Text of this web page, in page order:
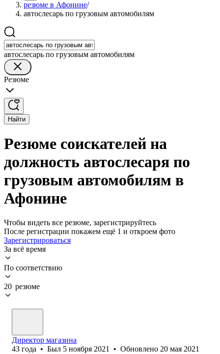
резюме в Афонине/
автослесарь по грузовым автомобилям
автослесарь по грузовым автомобилям
Резюме
Найти
Резюме соискателей на
должность автослесаря по
грузовым автомобилям в
Афонине
Чтобы видеть все резюме, зарегистрируйтесь
После регистрации покажем ещё 1 и откроем фото
Зарегистрироваться
За всё время
По соответствию
20 резюме
Директор магазина
43 года • Был 5 ноября 2021 • Обновлено 20 мая 2021